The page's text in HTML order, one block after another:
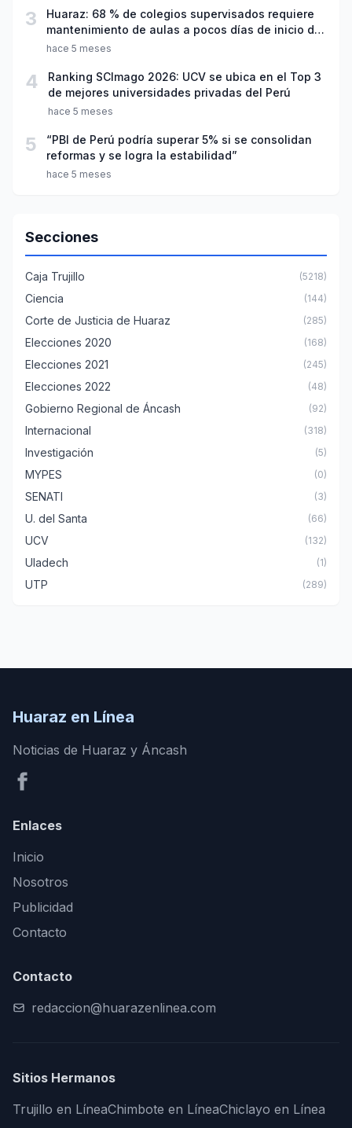
3
Huaraz: 68 % de colegios supervisados requiere
mantenimiento de aulas a pocos días de inicio del
año escolar 2026
hace 5 meses
4
Ranking SCImago 2026: UCV se ubica en el Top 3
de mejores universidades privadas del Perú
hace 5 meses
5
“PBI de Perú podría superar 5% si se consolidan
reformas y se logra la estabilidad”
hace 5 meses
Secciones
Caja Trujillo (5218)
Ciencia (144)
Corte de Justicia de Huaraz (285)
Elecciones 2020 (168)
Elecciones 2021 (245)
Elecciones 2022 (48)
Gobierno Regional de Áncash (92)
Internacional (318)
Investigación (5)
MYPES (0)
SENATI (3)
U. del Santa (66)
UCV (132)
Uladech (1)
UTP (289)
Huaraz en Línea
Noticias de Huaraz y Áncash
Enlaces
Inicio
Nosotros
Publicidad
Contacto
Contacto
redaccion@huarazenlinea.com
Sitios Hermanos
Trujillo en LíneaChimbote en LíneaChiclayo en Línea